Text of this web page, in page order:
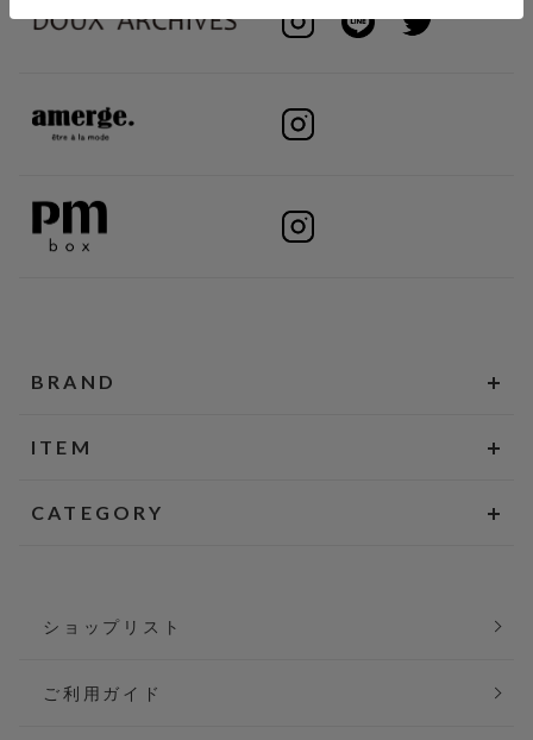
BRAND
ITEM
CATEGORY
ショップリスト
ご利用ガイド